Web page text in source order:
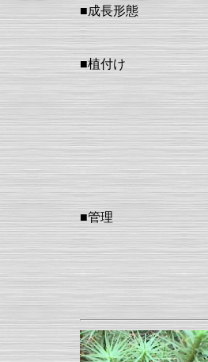
■成長形態
■植付け
■管理